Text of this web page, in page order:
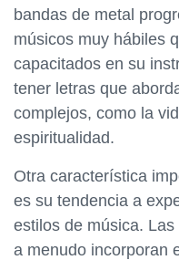
bandas de metal
músicos muy hábiles
capacitados en su
tener letras que
complejos, como la
espiritualidad.
Otra característica
es su tendencia a
estilos de música.
a menudo incorporan